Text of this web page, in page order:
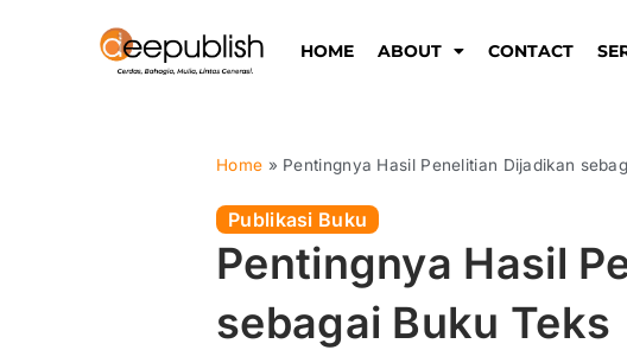
HOME ABOUT CONTACT
Home » Pentingnya Hasil Penelitian Dijadikan
Publikasi Buku
Pentingnya Hasil
sebagai Buku Teks